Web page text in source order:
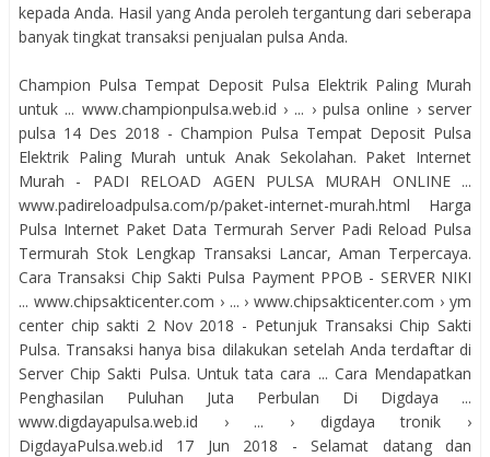
kepada Anda. Hasil yang Anda peroleh tergantung dari seberapa
banyak tingkat transaksi penjualan pulsa Anda.
Champion Pulsa Tempat Deposit Pulsa Elektrik Paling Murah
untuk ... www.championpulsa.web.id › ... › pulsa online › server
pulsa 14 Des 2018 - Champion Pulsa Tempat Deposit Pulsa
Elektrik Paling Murah untuk Anak Sekolahan. Paket Internet
Murah - PADI RELOAD AGEN PULSA MURAH ONLINE ...
www.padireloadpulsa.com/p/paket-internet-murah.html Harga
Pulsa Internet Paket Data Termurah Server Padi Reload Pulsa
Termurah Stok Lengkap Transaksi Lancar, Aman Terpercaya.
Cara Transaksi Chip Sakti Pulsa Payment PPOB - SERVER NIKI
... www.chipsakticenter.com › ... › www.chipsakticenter.com › ym
center chip sakti 2 Nov 2018 - Petunjuk Transaksi Chip Sakti
Pulsa. Transaksi hanya bisa dilakukan setelah Anda terdaftar di
Server Chip Sakti Pulsa. Untuk tata cara ... Cara Mendapatkan
Penghasilan Puluhan Juta Perbulan Di Digdaya ...
www.digdayapulsa.web.id › ... › digdaya tronik ›
DigdayaPulsa.web.id 17 Jun 2018 - Selamat datang dan